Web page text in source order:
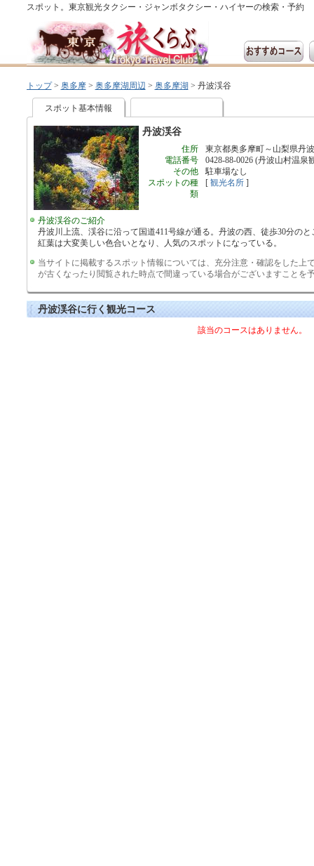
スポット。東京観光タクシー・ジャンボタクシー・ハイヤーの検索・予約
トップ> 奥多摩> 奥多摩湖周辺 > 奥多摩湖 > 丹波渓谷
スポット基本情報
丹波渓谷
住所
東京都奥多摩町～山梨県丹
電話番号
0428-88-0026 (丹波山村温泉
その他
駐車場なし
スポットの種
類
[ 観光名所]
丹波渓谷のご紹介
丹波川上流、渓谷に沿って国道411号線が通る。丹波の西、徒歩30分の
紅葉は大変美しい色合いとなり、人気のスポットになっている。
当サイトに掲載するスポット情報については、充分注意・確認をした上
が古くなったり閲覧された時点で間違っている場合がございますことを
丹波渓谷に行く観光コース
該当のコースはありません。